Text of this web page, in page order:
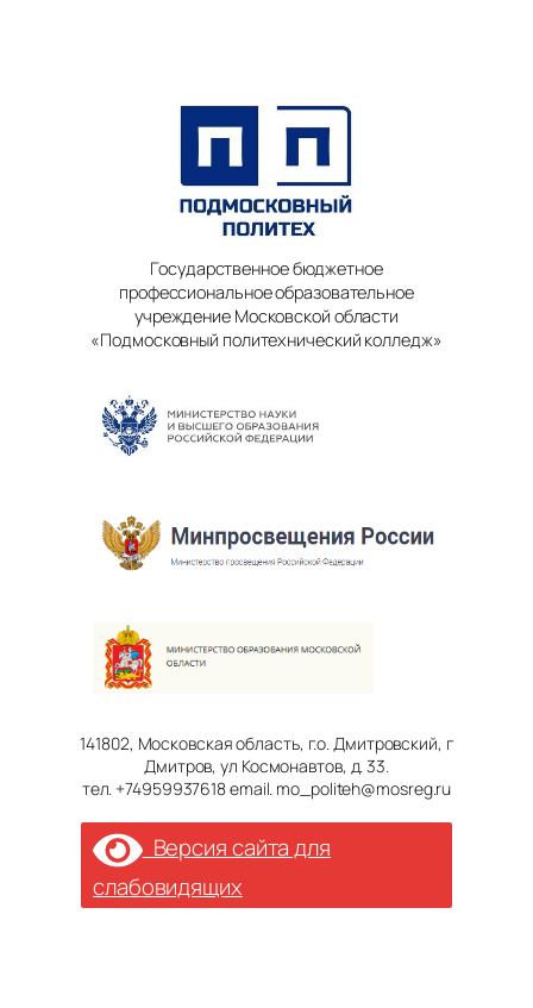
Государственное бюджетное
профессиональное образовательное
учреждение Московской области
«Подмосковный политехнический колледж»
141802, Московская область, г.о. Дмитровский, г
Дмитров, ул Космонавтов, д. 33.
тел. +74959937618 email. mo_politeh@mosreg.ru
Версия сайта для
слабовидящих